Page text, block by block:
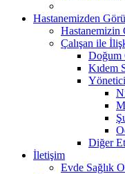
Hastanemizden
Hastanemizin
Çalışan ile
Doğum
Kıdem
Yönetici
Diğer
İletişim
Evde Sağlık